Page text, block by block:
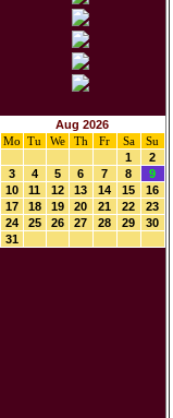
Aug 2026
Mo
Tu We Th Fr Sa
Su
1
2
3
4 5 6 7 8
9
10
11 12 13 14 15
16
17
18 19 20 21 22
23
24
25 26 27 28 29
30
31